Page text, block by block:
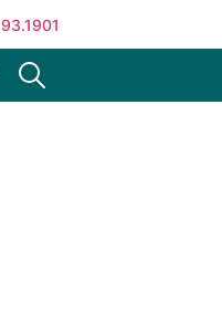
93.1901
НОВОСТИ